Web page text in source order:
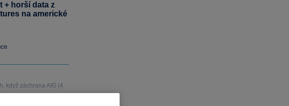
+ horší data z
na americké
když záchrana AIG (4